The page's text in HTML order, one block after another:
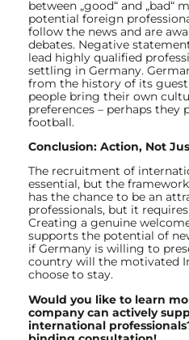
between „good“ and „bad“
potential foreign
follow the news and are
debates. Negative
lead highly qualified
settling in Germany.
from the history of its
people bring their own
preferences – perhaps they
football.
Conclusion: Action, Not
The recruitment of
essential, but the
has the chance to be an
professionals, but it
Creating a genuine
supports the potential of
if Germany is willing to
country will the motivated
choose to stay.
Would you like to learn
company can actively
international